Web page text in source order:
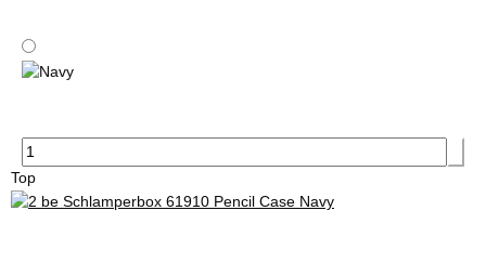
Blue 055
Top